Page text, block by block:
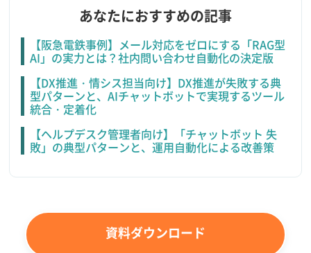
あなたにおすすめの記事
【阪急電鉄事例】メール対応をゼロにする「RAG型
AI」の実力とは？社内問い合わせ自動化の決定版
【DX推進・情シス担当向け】DX推進が失敗する典
型パターンと、AIチャットボットで実現するツール
統合・定着化
【ヘルプデスク管理者向け】「チャットボット 失
敗」の典型パターンと、運用自動化による改善策
資料ダウンロード